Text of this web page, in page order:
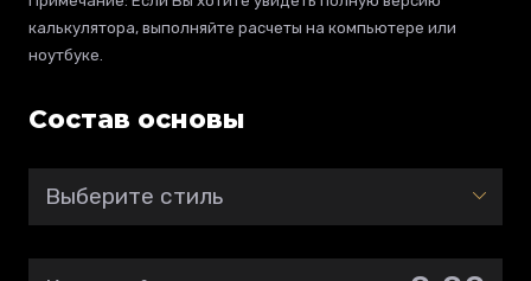
калькулятора, выполняйте расчеты на компьютере или
ноутбуке.
Состав основы
Выберите стиль